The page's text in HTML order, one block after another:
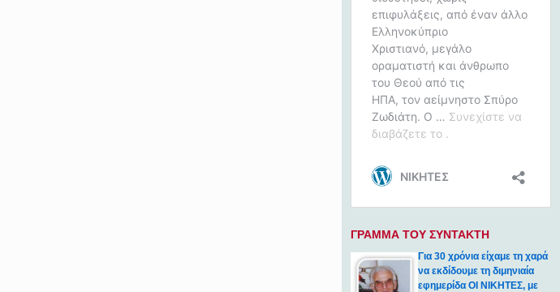
ΓΡΑΜΜΑ ΤΟΥ ΣΥΝΤΑΚΤΗ
Για 30 χρόνια είχαμε τη χαρά
να εκδίδουμε τη διμηνιαία
εφημερίδα ΟΙ ΝΙΚΗΤΕΣ, με